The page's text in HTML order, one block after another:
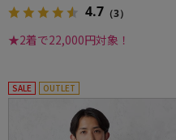
4.7 （3）
★2着で22,000円対象！
SALE OUTLET